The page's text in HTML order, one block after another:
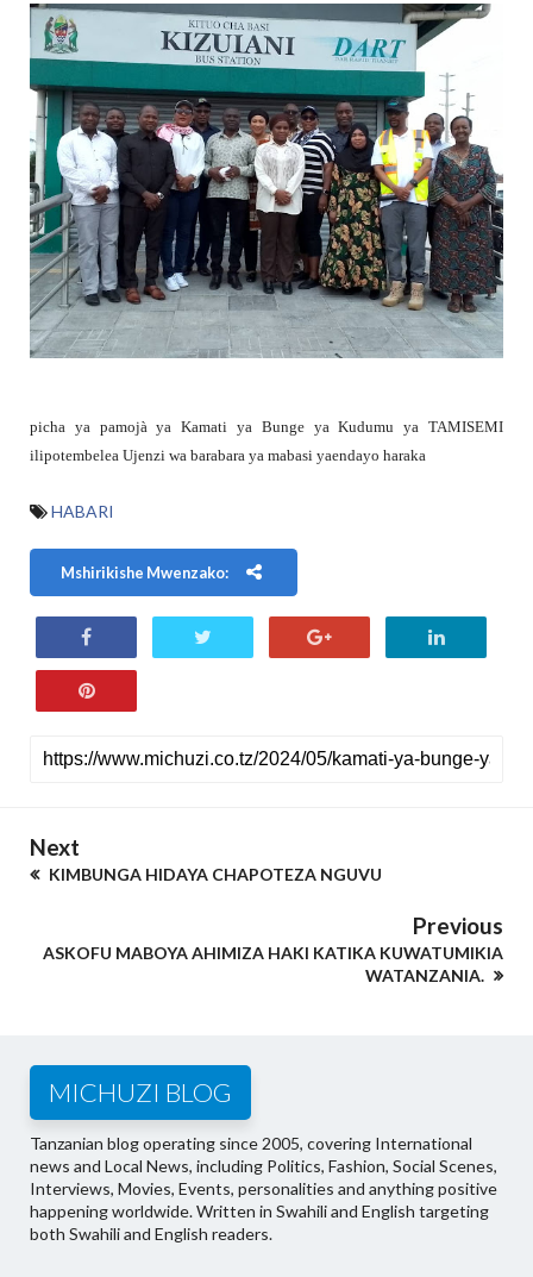
picha ya pamojà ya Kamati ya Bunge ya Kudumu ya TAMISEMI
ilipotembelea Ujenzi wa barabara ya mabasi yaendayo haraka
HABARI
Mshirikishe Mwenzako:
Next
KIMBUNGA HIDAYA CHAPOTEZA NGUVU
Previous
ASKOFU MABOYA AHIMIZA HAKI KATIKA KUWATUMIKIA
WATANZANIA.
MICHUZI BLOG
Tanzanian blog operating since 2005, covering International
news and Local News, including Politics, Fashion, Social Scenes,
Interviews, Movies, Events, personalities and anything positive
happening worldwide. Written in Swahili and English targeting
both Swahili and English readers.